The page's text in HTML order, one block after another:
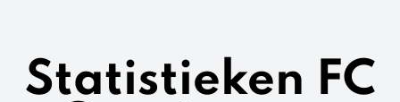
Statistieken FC